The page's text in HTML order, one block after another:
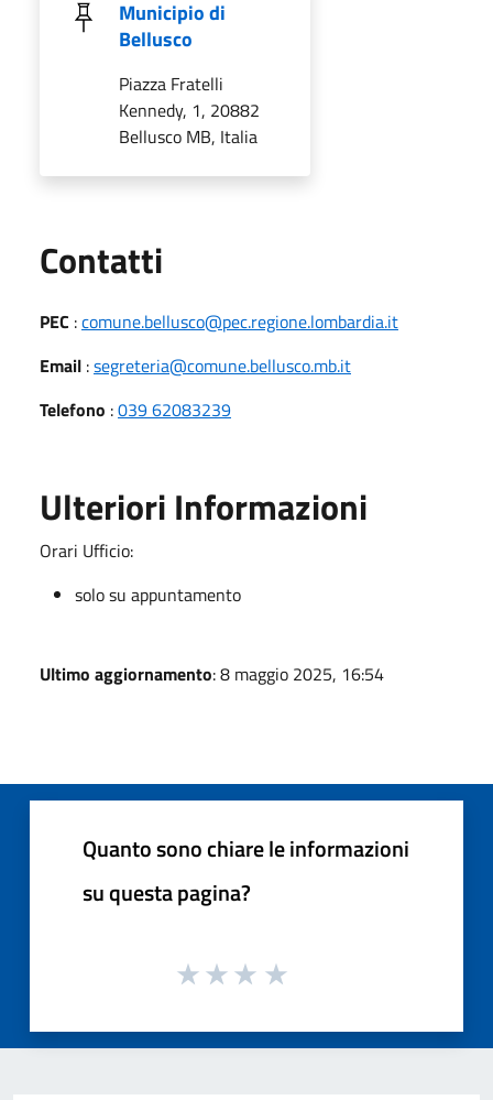
Municipio di
Bellusco
Piazza Fratelli
Kennedy, 1, 20882
Bellusco MB, Italia
Contatti
PEC :comune.bellusco@pec.regione.lombardia.it
Email :segreteria@comune.bellusco.mb.it
Telefono :039 62083239
Ulteriori Informazioni
Orari Ufficio:
solo su appuntamento
Ultimo aggiornamento: 8 maggio 2025, 16:54
Quanto sono chiare le informazioni
su questa pagina?